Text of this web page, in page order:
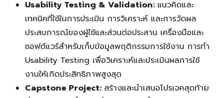
Usability Testing & Validation: แนวคิดและ
เทคนิคที่ใช้ในการประเมิน การวิเคราะห์ และการวัดผล
ประสบการณ์ของผู้ใช้และส่วนต่อประสาน เครื่องมือและ
ซอฟต์แวร์สำหรับเก็บข้อมูลพฤติกรรมการใช้งาน การทำ
Usability Testing เพื่อวิเคราะห์และประเมินผลการใช้
งานให้เกิดประสิทธิภาพสูงสุด
Capstone Project: สร้างและนำเสนอโปรเจคสุดท้าย